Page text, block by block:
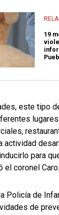
19
este tipo
actividad
para
el coronel Caro.
Policía de
de